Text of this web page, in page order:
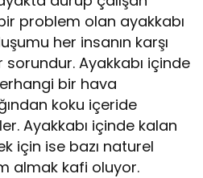
problem olan ayakkabı
her insanın karşı
sorundur. Ayakkabı içinde
bir hava
koku içeride
Ayakkabı içinde kalan
için ise bazı naturel
almak kafi oluyor.